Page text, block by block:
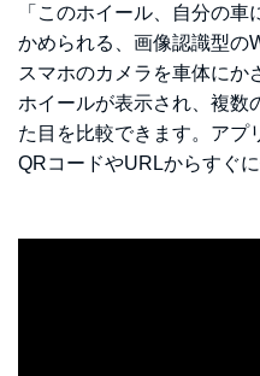
「このホイール、自分の
かめられる、画像認識型の
スマホのカメラを車体にか
ホイールが表示され、複数
た目を比較できます。アプ
QRコードやURLからすぐに